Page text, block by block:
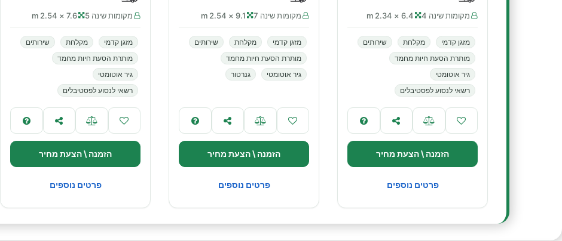
מקומות שינה 4 6.4 × 2.34 m
מזגן קדמי מקלחת
שירותים
מותרת הסעת חיות מחמד
גיר אוטומטי
רשאי לנסוע לפסטיבלים
הזמנה \ הצעת מחיר
פרטים נוספים
מקומות שינה 7 9.1 × 2.54 m
מזגן קדמי מקלחת
שירותים
מותרת הסעת חיות מחמד
גיר אוטומטי
גנרטור
הזמנה \ הצעת מחיר
פרטים נוספים
מקומות שינה 5 7.6 × 2.54 m
מזגן קדמי מקלחת
שירותים
מותרת הסעת חיות מחמד
גיר אוטומטי
רשאי לנסוע לפסטיבלים
הזמנה \ הצעת מחיר
פרטים נוספים